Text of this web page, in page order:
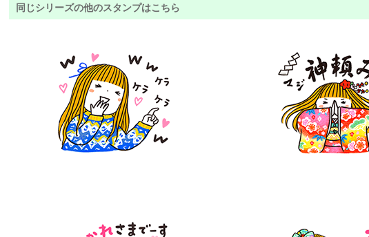
同じシリーズの他のスタンプはこちら